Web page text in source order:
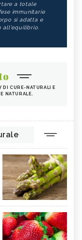
a totale
immunitarie
si adatta e
all'equilibrio.
DI CURE-NATURALI E
NATURALE.